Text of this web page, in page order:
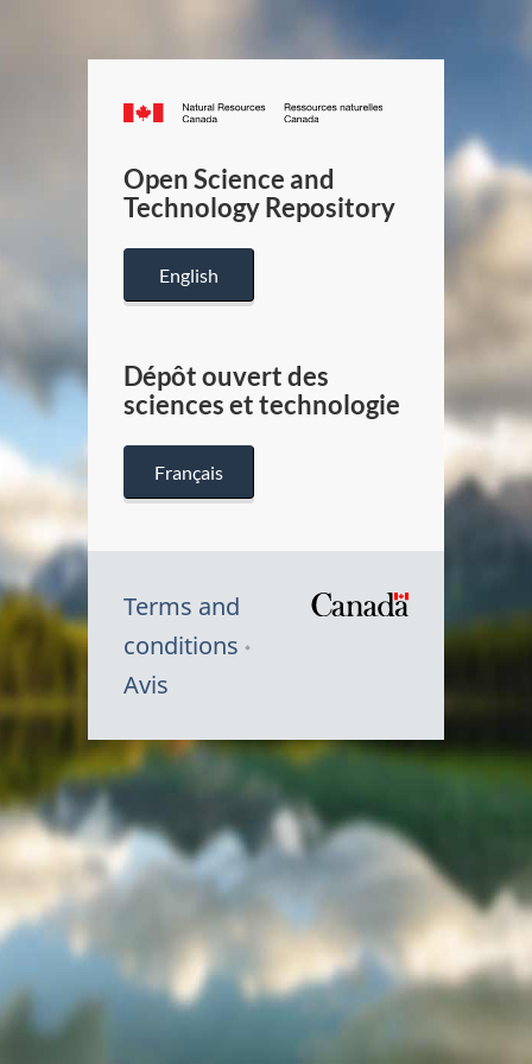
Canada.ca
/
Canada
Open Science and
Technology Repository
English
Dépôt ouvert des
sciences et technologie
Français
Terms and
conditions
Avis
Symbole
du